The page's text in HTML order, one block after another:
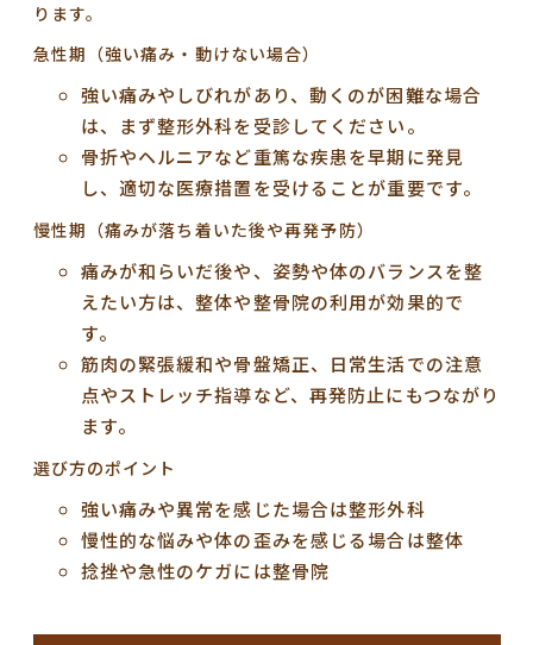
ります。
急性期（強い痛み・動けない場合）
強い痛みやしびれがあり、動くのが困難な場合
は、まず整形外科を受診してください。
骨折やヘルニアなど重篤な疾患を早期に発見
し、適切な医療措置を受けることが重要です。
慢性期（痛みが落ち着いた後や再発予防）
痛みが和らいだ後や、姿勢や体のバランスを整
えたい方は、整体や整骨院の利用が効果的で
す。
筋肉の緊張緩和や骨盤矯正、日常生活での注意
点やストレッチ指導など、再発防止にもつながり
ます。
選び方のポイント
強い痛みや異常を感じた場合は整形外科
慢性的な悩みや体の歪みを感じる場合は整体
捻挫や急性のケガには整骨院